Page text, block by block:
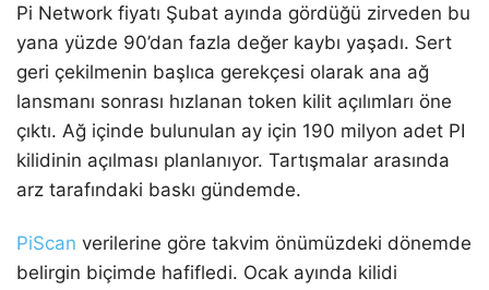
Pi Network fiyatı Şubat ayında gördüğü zirveden bu
yana yüzde 90’dan fazla değer kaybı yaşadı. Sert
geri çekilmenin başlıca gerekçesi olarak ana ağ
lansmanı sonrası hızlanan token kilit açılımları öne
çıktı. Ağ içinde bulunulan ay için 190 milyon adet PI
kilidinin açılması planlanıyor. Tartışmalar arasında
arz tarafındaki baskı gündemde.
PiScan verilerine göre takvim önümüzdeki dönemde
belirgin biçimde hafifledi. Ocak ayında kilidi